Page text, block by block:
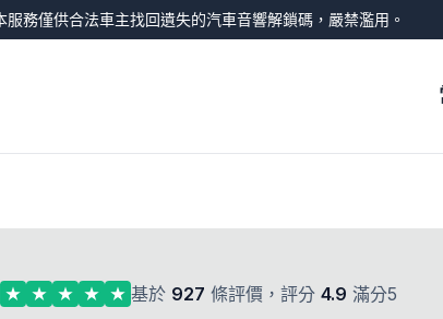
服務僅供合法車主找回遺失的汽車音響解鎖碼，嚴禁濫用。
基於 927 條評價，評分 4.9 滿分5